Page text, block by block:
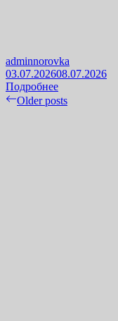
adminnorovka
03.07.202608.07.2026
Подробнее
Навигация
Older posts